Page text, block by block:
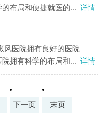
布局和便捷就医的... 详情
风医院拥有良好的医院
拥有科学的布局和... 详情
下一页 末页